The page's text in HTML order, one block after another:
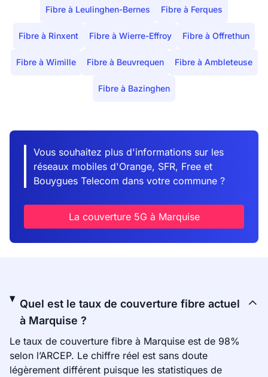
Fibre à Leulinghen-Bernes Fibre à Ferques
Fibre à Rinxent Fibre à Wierre-Effroy Fibre à Offrethun
Fibre à Wimille Fibre à Beuvrequen Fibre à Ambleteuse
Fibre à Bazinghen
Vous souhaitez plus d'informations sur les
réseaux mobiles d'Orange, SFR, Free et
Bouygues Telecom dans votre commune ?
La couverture 5G à Marquise
Quel est le taux de couverture fibre actuel
à Marquise ?
Le taux de couverture fibre à Marquise est de 98%
selon l’ARCEP. Le chiffre réel est sans doute
légèrement différent puisque les statistiques de